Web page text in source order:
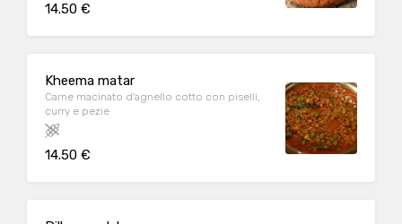
14.50 €
Kheema matar
Carne macinato d'agnello cotto con piselli,
curry e pezie
14.50 €